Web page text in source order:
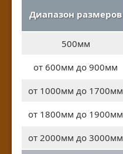
Диапазон размеров
500мм
от 600мм до 900мм
от 1000мм до 1700мм
от 1800мм до 1900мм
от 2000мм до 3000мм